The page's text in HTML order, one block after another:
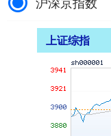
上证综指